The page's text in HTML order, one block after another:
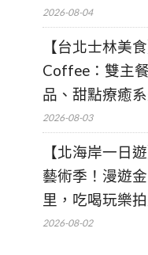
2026-08-04
【台北士林美
Coffee：雙主
品、甜點療癒
2026-08-03
【北海岸一日
藝術季！漫遊
里，吃喝玩樂
2026-08-02